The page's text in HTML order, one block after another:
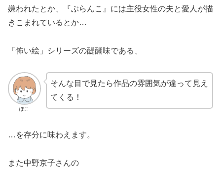
嫌われたとか、『ぶらんこ』には主役女性の夫と愛人が描
きこまれているとか…
「怖い絵」シリーズの醍醐味である、
ぽこ
そんな目で見たら作品の雰囲気が違って見え
てくる！
…を存分に味わえます。
また中野京子さんの